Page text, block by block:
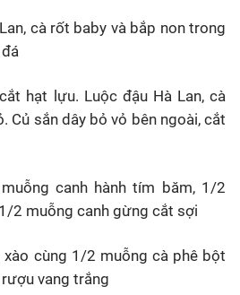
cà rốt baby và bắp non trong
hạt lựu. Luộc đậu Hà Lan, cà
Củ sắn dây bỏ vỏ bên ngoài, cắt
canh hành tím băm, 1/2
2 muỗng canh gừng cắt sợi
xào cùng 1/2 muỗng cà phê bột
vang trắng